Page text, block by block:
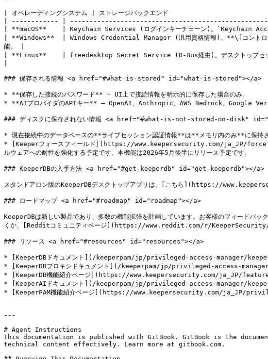
| オペレーティングシステム | ストレージバックエン
| ------------ |
| **macOS**    | Keychain Services (ログインキーチェーン)
| **Windows**  | Windows Credential Manager (汎用資格情報)。**\[コント
能。 |
| **Linux**    | freedesktop Secret Service (D-Bus経由)。デスクトップセッショ
### 保存される情報 <a href="#what-is-stored" id="what-is-stored"></a>
* **保存した接続のパスワード** — UI上で接続情報を明示的に保存した場合のみ。
* **AIプロバイダのAPIキー** — OpenAI、Anthropic、AWS Bedrock、Google
### ディスクに保存されない情報 <a href="#what-is-not-stored-on-disk"
* 現在接続中のデータベースの**ライブセッション認証情報**は**メモリ内のみ**に保持
* [Keeperフォースフィールド](https://www.keepersecurity.com/ja_JP/
ルウェアへの耐性を強化する予定です。本機能は2026年5月後半にリリース予定です。
### KeeperDBの入手方法 <a href="#get-keeperdb" id="get-keeperdb"></a>
スタンドアロン版のKeeperDBデスクトップアプリは、[こちら](https://
### ロードマップ <a href="#roadmap" id="roadmap"></a>
KeeperDBは新しい製品であり、多数の機能拡張を計画しています。お客様のフィードバ
くか、[Redditコミュニティページ](https://www.reddit.com/r/KeeperSecurity/)
### リソース <a href="#resources" id="resources"></a>
* [KeeperDBドキュメント](/keeperpam/jp/privileged-access-manager/
* [KeeperDBプロキシドキュメント](/keeperpam/jp/privileged-access-
* [KeeperDB機能紹介ページ](https://www.keepersecurity.com/ja_JP/
* [KeeperAIドキュメント](/keeperpam/jp/privileged-access-manager/
* [KeeperPAM機能紹介ページ](https://www.keepersecurity.com/ja_JP/
---
# Agent Instructions
This documentation is published with GitBook. GitBook is the
technical content effectively. Learn more at gitbook.com.